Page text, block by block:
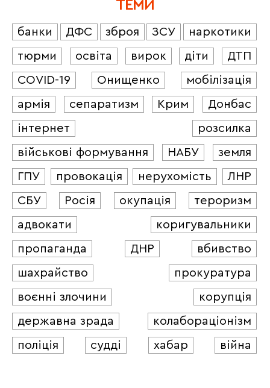
ТЕМИ
банки ДФС зброя ЗСУ
наркотики
тюрми
освіта вирок діти
ДТП
COVID-19
Онищенко
мобілізація
армія
сепаратизм Крим
Донбас
інтернет
розсилка
військові формування
НАБУ
земля
ГПУ
провокація нерухомість
ЛНР
СБУ
Росія окупація
тероризм
адвокати
коригувальники
пропаганда
ДНР
вбивство
шахрайство
прокуратура
воєнні злочини
корупція
державна зрада
колабораціонізм
поліція
судді хабар війна